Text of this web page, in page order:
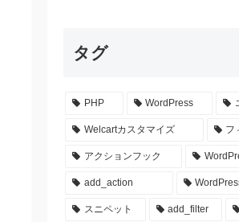
タグ
PHP WordPress
Welcartカスタマイズ フ
アクションフック
add_action
スニペット add_filter